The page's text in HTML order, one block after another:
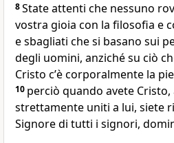
8State attenti che nessuno
vostra gioia con la filosofia e
e sbagliati che si basano sui
degli uomini, anziché su ciò
Cristo cʼè corporalmente la
10 perciò quando avete
strettamente uniti a lui, siete
Signore di tutti i signori,